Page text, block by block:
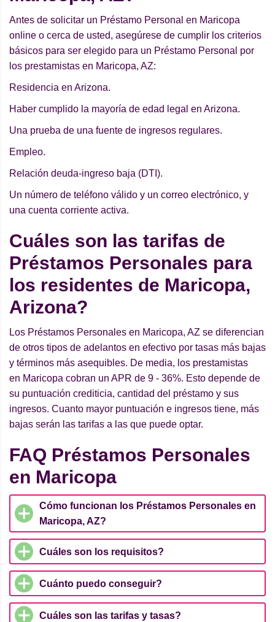
Antes de solicitar un Préstamo Personal en Maricopa
online o cerca de usted, asegúrese de cumplir los criterios
básicos para ser elegido para un Préstamo Personal por
los prestamistas en Maricopa, AZ:
Residencia en Arizona.
Haber cumplido la mayoría de edad legal en Arizona.
Una prueba de una fuente de ingresos regulares.
Empleo.
Relación deuda-ingreso baja (DTI).
Un número de teléfono válido y un correo electrónico, y
una cuenta corriente activa.
Cuáles son las tarifas de
Préstamos Personales para
los residentes de Maricopa,
Arizona?
Los Préstamos Personales en Maricopa, AZ se diferencian
de otros tipos de adelantos en efectivo por tasas más bajas
y términos más asequibles. De media, los prestamistas
en Maricopa cobran un APR de 9 - 36%. Esto depende de
su puntuación crediticia, cantidad del préstamo y sus
ingresos. Cuanto mayor puntuación e ingresos tiene, más
bajas serán las tarifas a las que puede optar.
FAQ Préstamos Personales
en Maricopa
Cómo funcionan los Préstamos Personales en
Maricopa, AZ?
Cuáles son los requisitos?
Cuánto puedo conseguir?
Cuáles son las tarifas y tasas?